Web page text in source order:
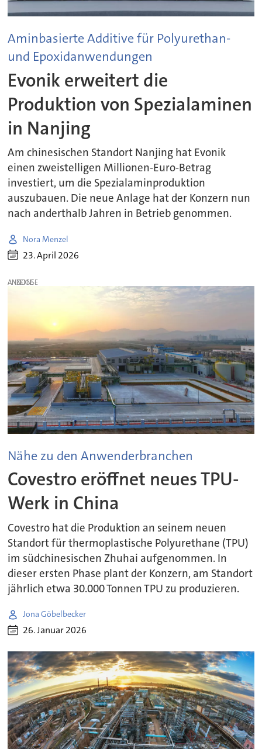
Aminbasierte Additive für Polyurethan-
und Epoxidanwendungen
Evonik erweitert die
Produktion von Spezialaminen
in Nanjing
Am chinesischen Standort Nanjing hat Evonik
einen zweistelligen Millionen-Euro-Betrag
investiert, um die Spezialaminproduktion
auszubauen. Die neue Anlage hat der Konzern nun
nach anderthalb Jahren in Betrieb genommen.
Nora Menzel
23. April 2026
ANZEIGE
Nähe zu den Anwenderbranchen
Covestro eröffnet neues TPU-
Werk in China
Covestro hat die Produktion an seinem neuen
Standort für thermoplastische Polyurethane (TPU)
im südchinesischen Zhuhai aufgenommen. In
dieser ersten Phase plant der Konzern, am Standort
jährlich etwa 30.000 Tonnen TPU zu produzieren.
Jona Göbelbecker
26. Januar 2026